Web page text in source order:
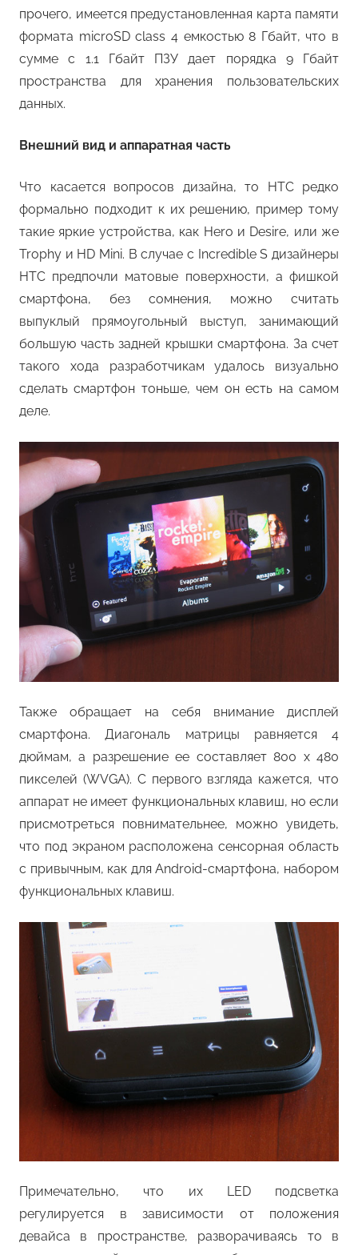
прочего, имеется предустановленная карта памяти
формата microSD class 4 емкостью 8 Гбайт, что в
сумме с 1.1 Гбайт ПЗУ дает порядка 9 Гбайт
пространства для хранения пользовательских
данных.
Внешний вид и аппаратная часть
Что касается вопросов дизайна, то HTC редко
формально подходит к их решению, пример тому
такие яркие устройства, как Hero и Desire, или же
Trophy и HD Mini. В случае с Incredible S дизайнеры
HTC предпочли матовые поверхности, а фишкой
смартфона, без сомнения, можно считать
выпуклый прямоугольный выступ, занимающий
большую часть задней крышки смартфона. За счет
такого хода разработчикам удалось визуально
сделать смартфон тоньше, чем он есть на самом
деле.
Также обращает на себя внимание дисплей
смартфона. Диагональ матрицы равняется 4
дюймам, а разрешение ее составляет 800 x 480
пикселей (WVGA). С первого взгляда кажется, что
аппарат не имеет функциональных клавиш, но если
присмотреться повнимательнее, можно увидеть,
что под экраном расположена сенсорная область
с привычным, как для Android-смартфона, набором
функциональных клавиш.
Примечательно, что их LED подсветка
регулируется в зависимости от положения
девайса в пространстве, разворачиваясь то в